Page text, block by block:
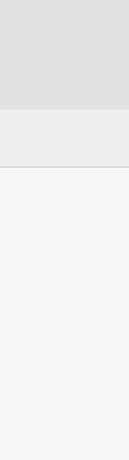
1990 r. o
przez